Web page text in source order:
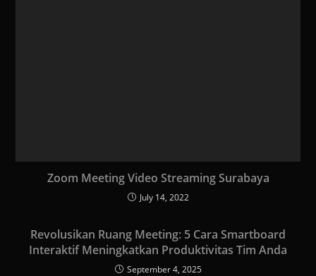
Zoom Meeting Video Streaming Surabaya
July 14, 2022
Revolusikan Ruang Meeting: 5 Cara Smartboard
Interaktif Meningkatkan Produktivitas Tim Anda
September 4, 2025